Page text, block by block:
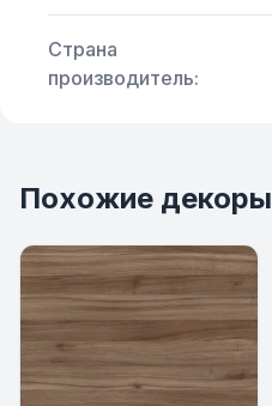
Страна
производитель:
Похожие декоры